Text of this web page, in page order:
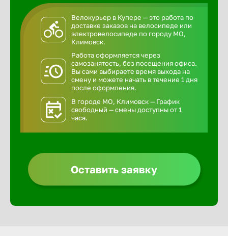
Велокурьер в Купере — это работа по
доставке заказов на велосипеде или
электровелосипеде по городу МО,
Климовск.
Работа оформляется через
самозанятость, без посещения офиса.
Вы сами выбираете время выхода на
смену и можете начать в течение 1 дня
после оформления.
В городе МО, Климовск — График
свободный — смены доступны от 1
часа.
Оставить заявку